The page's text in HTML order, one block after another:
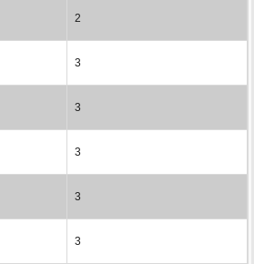
2
3
3
3
3
3